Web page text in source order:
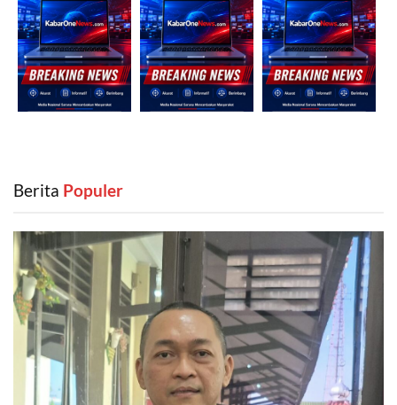
Berita ‎ Populer